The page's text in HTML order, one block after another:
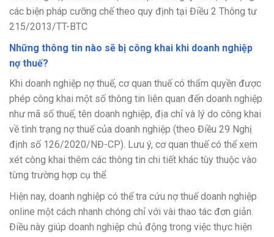
các biện pháp cưỡng chế theo quy định tại Điều 2 Thông tư
215/2013/TT-BTC
Những thông tin nào sẽ bị công khai khi doanh nghiệp
nợ thuế?
Khi doanh nghiệp nợ thuế, cơ quan thuế có thẩm quyền được
phép công khai một số thông tin liên quan đến doanh nghiệp
như mã số thuế, tên doanh nghiệp, địa chỉ và lý do công khai
về tình trạng nợ thuế của doanh nghiệp (theo Điều 29 Nghị
định số 126/2020/NĐ-CP). Lưu ý, cơ quan thuế có thể xem
xét công khai thêm các thông tin chi tiết khác tùy thuộc vào
từng trường hợp cụ thể.
Hiện nay, doanh nghiệp có thể tra cứu nợ thuế doanh nghiệp
online một cách nhanh chóng chỉ với vài thao tác đơn giản.
Điều này giúp doanh nghiệp chủ động trong việc thực hiện